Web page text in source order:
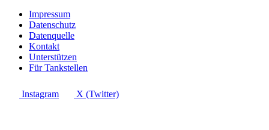
Impressum
Datenschutz
Datenquelle
Kontakt
Unterstützen
Für Tankstellen
Instagram X (Twitter)